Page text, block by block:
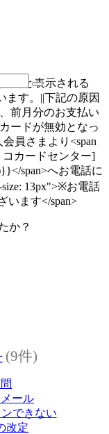
***と表示される
ます。||下記の原因
前月分のお支払い
ードが無効となっ
員さまより<span
コカードセンター]
span>へお電話に
13px">※お電話
います</span>
か？
(9件)
ール
できない
改定